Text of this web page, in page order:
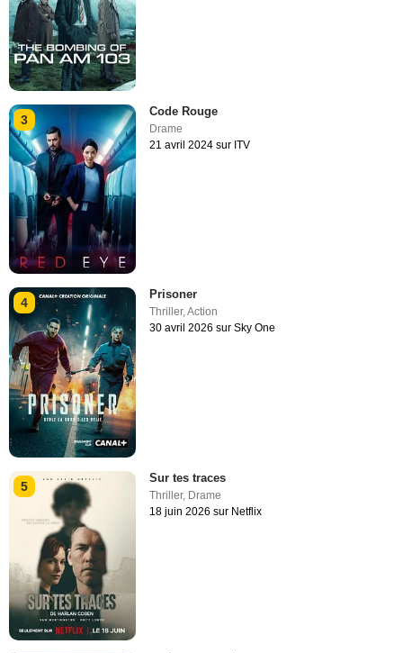
3
Code Rouge
Drame
21 avril 2024 sur ITV
4
Prisoner
Thriller,Action
30 avril 2026 sur Sky One
5
Sur tes traces
Thriller, Drame
18 juin 2026 sur Netflix